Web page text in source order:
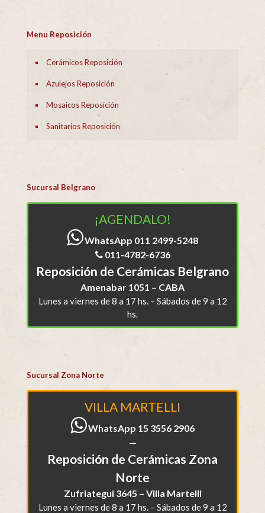
Menu Reposición
Cerámicos Reposición
Azulejos Reposición
Mosaicos Reposición
Sanitarios Reposición
Sucursal Belgrano
¡AGENDALO!
WhatsApp 011 2499-5248
011-4782-6736
Reposición de Cerámicas Belgrano
Amenabar 1051 – CABA
Lunes a viernes de 8 a 17 hs. – Sábados de 9 a 12
hs.
Sucursal Zona Norte
VILLA MARTELLI
WhatsApp 15 3556 2906
—
Reposición de Cerámicas Zona
Norte
Zufriategui 3645 – Villa Martelli
Lunes a viernes de 8 a 17 hs. – Sábados de 9 a 12